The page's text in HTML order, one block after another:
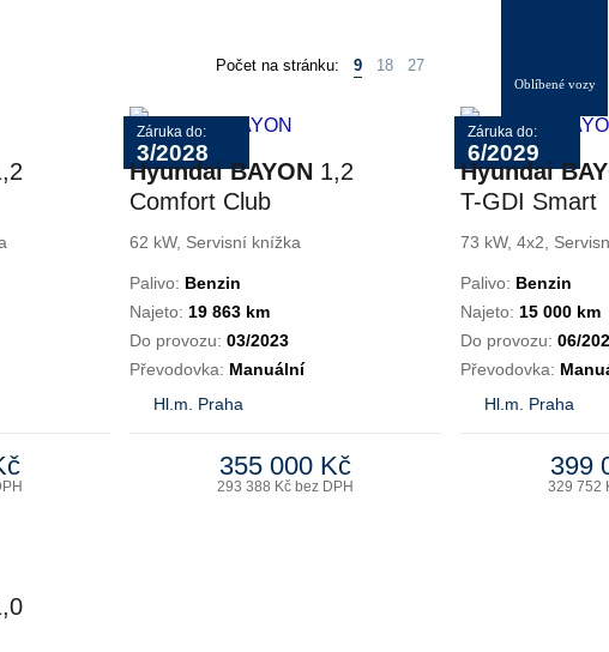
Oblíbené vozy
Počet na stránku: 9 18 27
Záruka do:
3/2028
Hyundai BAYON 1,2
Comfort Club
62 kW, Servisní knížka
Palivo: Benzin
Najeto: 19 863 km
Do provozu: 03/2023
Převodovka: Manuální
Hl.m. Praha
355 000 Kč
293 388 Kč bez DPH
Záruka do:
6/2029
Hyundai
T-GDI Smart
73 kW, 4x2,
Palivo: Benzin
Najeto: 15 000 km
Do provozu: 06/
Převodovka:
Hl.m. Praha
399
329 752